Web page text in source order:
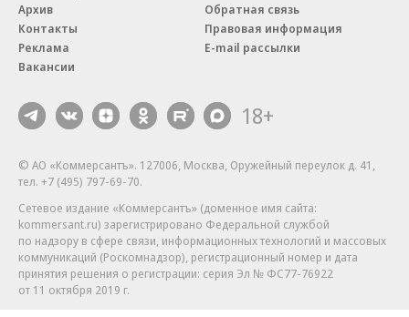
Архив
Контакты
Реклама
Вакансии
Обратная связь
Правовая информация
E-mail рассылки
18+
© АО «Коммерсантъ». 127006, Москва, Оружейный переулок д. 41,
тел. +7 (495) 797-69-70.
Сетевое издание «Коммерсантъ» (доменное имя сайта:
kommersant.ru) зарегистрировано Федеральной службой
по надзору в сфере связи, информационных технологий и массовых
коммуникаций (Роскомнадзор), регистрационный номер и дата
принятия решения о регистрации: серия Эл № ФС77-76922
от 11 октября 2019 г.